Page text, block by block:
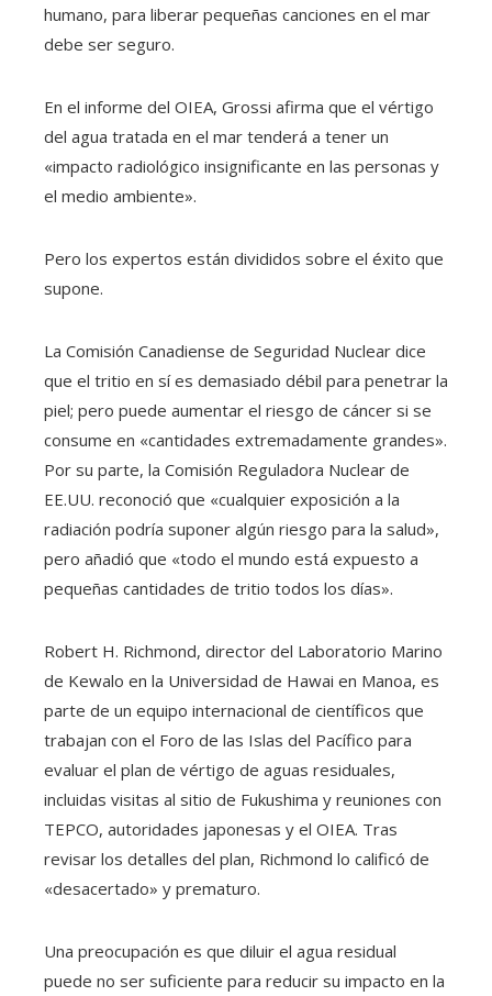
humano, para liberar pequeñas canciones en el mar
debe ser seguro.
En el informe del OIEA, Grossi afirma que el vértigo
del agua tratada en el mar tenderá a tener un
«impacto radiológico insignificante en las personas y
el medio ambiente».
Pero los expertos están divididos sobre el éxito que
supone.
La Comisión Canadiense de Seguridad Nuclear dice
que el tritio en sí es demasiado débil para penetrar la
piel; pero puede aumentar el riesgo de cáncer si se
consume en «cantidades extremadamente grandes».
Por su parte, la Comisión Reguladora Nuclear de
EE.UU. reconoció que «cualquier exposición a la
radiación podría suponer algún riesgo para la salud»,
pero añadió que «todo el mundo está expuesto a
pequeñas cantidades de tritio todos los días».
Robert H. Richmond, director del Laboratorio Marino
de Kewalo en la Universidad de Hawai en Manoa, es
parte de un equipo internacional de científicos que
trabajan con el Foro de las Islas del Pacífico para
evaluar el plan de vértigo de aguas residuales,
incluidas visitas al sitio de Fukushima y reuniones con
TEPCO, autoridades japonesas y el OIEA. Tras
revisar los detalles del plan, Richmond lo calificó de
«desacertado» y prematuro.
Una preocupación es que diluir el agua residual
puede no ser suficiente para reducir su impacto en la